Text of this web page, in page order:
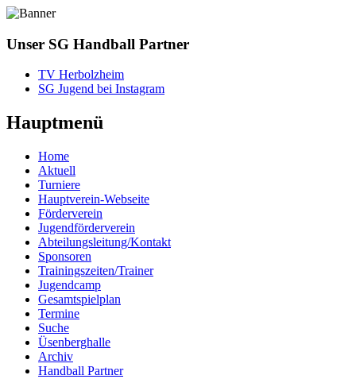
Unser SG Handball Partner
TV Herbolzheim
SG Jugend bei Instagram
Hauptmenü
Home
Aktuell
Turniere
Hauptverein-Webseite
Förderverein
Jugendförderverein
Abteilungsleitung/Kontakt
Sponsoren
Trainingszeiten/Trainer
Jugendcamp
Gesamtspielplan
Termine
Suche
Üsenberghalle
Archiv
Handball Partner